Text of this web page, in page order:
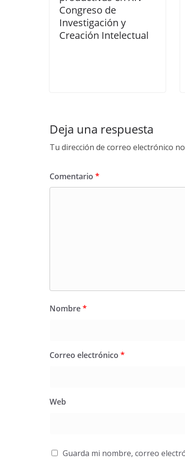
Congreso de
Investigación y
Creación Intelectual
Deja una respuesta
Tu dirección de correo electrónico
Comentario *
Nombre*
Correo electrónico *
Web
Guarda mi nombre, correo